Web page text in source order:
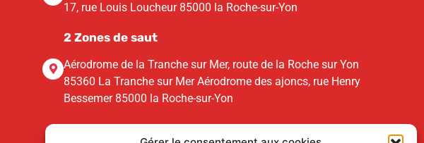
17, rue Louis Loucheur 85000 la Roche-sur-Yon
2 Zones de saut
Aérodrome de la Tranche sur Mer, route de la Roche sur Yon
85360 La Tranche sur Mer Aérodrome des ajoncs, rue Henry
Bessemer 85000 la Roche-sur-Yon